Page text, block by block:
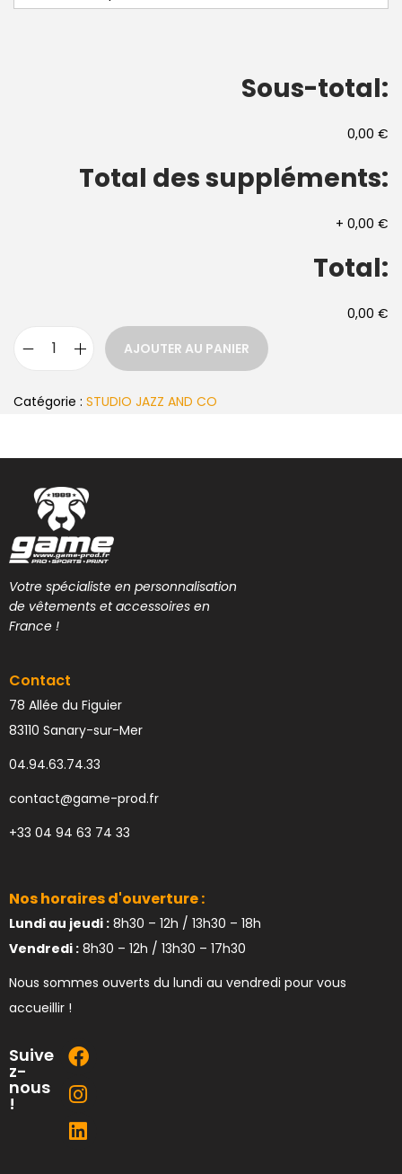
Sous-total:
0,00 €
Total des suppléments:
+ 0,00 €
Total:
0,00 €
AJOUTER AU PANIER
Catégorie : STUDIO JAZZ AND CO
Votre spécialiste en personnalisation
de vêtements et accessoires en
France !
Contact
78 Allée du Figuier
83110 Sanary-sur-Mer
04.94.63.74.33
contact@game-prod.fr
+33 04 94 63 74 33
Nos horaires d'ouverture :
Lundi au jeudi : 8h30 – 12h / 13h30 – 18h
Vendredi : 8h30 – 12h / 13h30 – 17h30
Nous sommes ouverts du lundi au vendredi pour vous
accueillir !
Suive
z-
nous
!